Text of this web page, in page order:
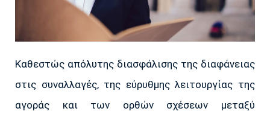
Kαθεστώς απόλυτης διασφάλισης της διαφάνειας
στις συναλλαγές, της εύρυθμης λειτουργίας της
αγοράς και των ορθών σχέσεων μεταξύ